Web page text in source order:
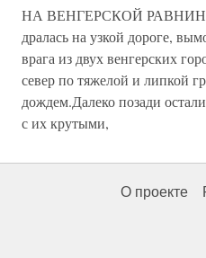
НА ВЕНГЕРСКОЙ РАВНИНЕ
дралась на узкой дороге,
врага из двух венгерских
север по тяжелой и липкой
дождем.Далеко позади
с их крутыми,
О проекте